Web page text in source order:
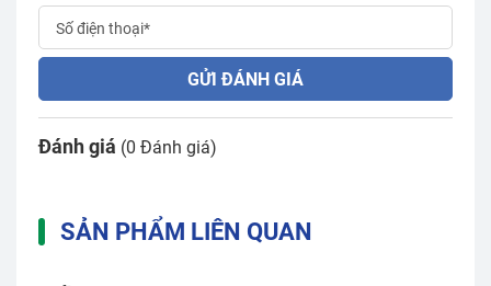
GỬI ĐÁNH GIÁ
Đánh giá (0 Đánh giá)
SẢN PHẨM LIÊN QUAN